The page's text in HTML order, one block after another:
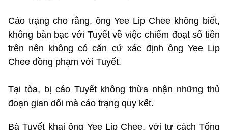
Cáo trạng cho rằng, ông Yee Lip Chee không biết,
không bàn bạc với Tuyết về việc chiếm đoạt số tiền
trên nên không có căn cứ xác định ông Yee Lip
Chee đồng phạm với Tuyết.
Tại tòa, bị cáo Tuyết không thừa nhận những thủ
đoạn gian dối mà cáo trạng quy kết.
Bà Tuyết khai ông Yee Lip Chee, với tư cách Tổng